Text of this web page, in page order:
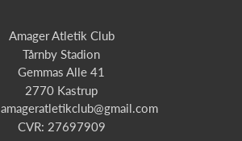
Amager Atletik Club
Tårnby Stadion
Gemmas Alle 41
2770 Kastrup
amageratletikclub@gmail.com
CVR: 27697909